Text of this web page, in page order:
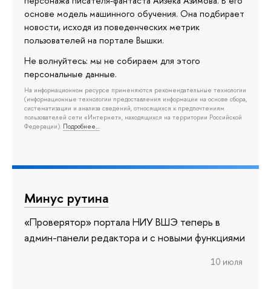
основе модель машинного обучения. Она подбирает
новости, исходя из поведенческих метрик
пользователей на портале Вышки.
Не волнуйтесь: мы не собираем для этого
персональные данные.
На информационном ресурсе применяются рекомендательные технологии
(информационные технологии предоставления информации на основе сбора,
систематизации и анализа сведений, относящихся к предпочтениям
пользователей сети «Интернет», находящихся на территории Российской
Федерации). Подробнее…
Минус рутина
«Проверятор» портала НИУ ВШЭ теперь в
админ-панели редактора и с новыми функциями
10 июля